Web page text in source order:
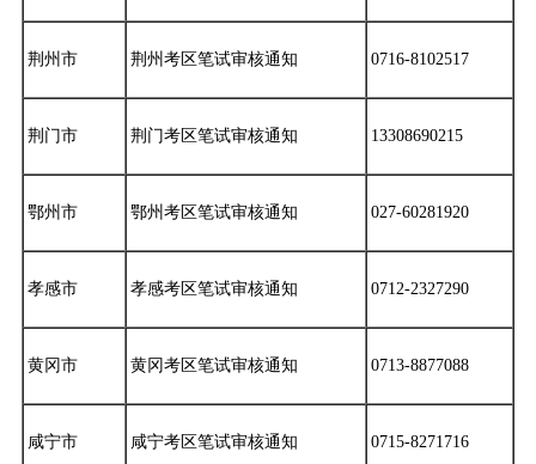
荆州市 荆州考区笔试审核通知 0716-8102517
荆门市 荆门考区笔试审核通知 13308690215
鄂州市 鄂州考区笔试审核通知 027-60281920
孝感市 孝感考区笔试审核通知 0712-2327290
黄冈市 黄冈考区笔试审核通知 0713-8877088
咸宁市 咸宁考区笔试审核通知 0715-8271716